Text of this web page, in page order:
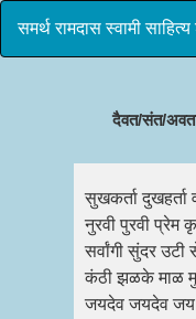
समर्थ रामदास स्वामी
दैवत/संत/
सुखकर्ता दुखहर्ता
नुरवी पुरवी प्रेम
सर्वांगी सुंदर उटी
कंठी झळके माळ
जयदेव जयदेव जय